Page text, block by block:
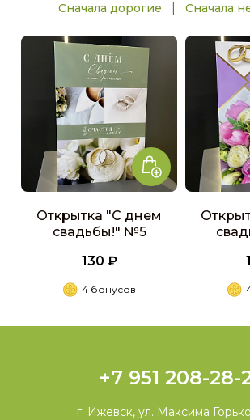
Сначала дорогие Сначала
Открытка "С днем
свадьбы!" №5
130 ₽
4 бонусов
+7 951 208-28-
г. Ижевск, ул. Максима